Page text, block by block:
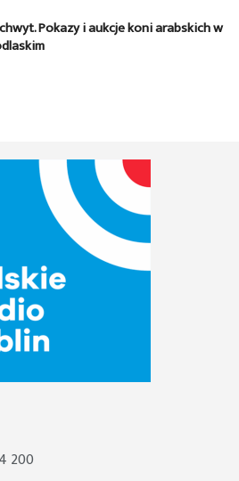
Pokazy i aukcje koni arabskich w
200